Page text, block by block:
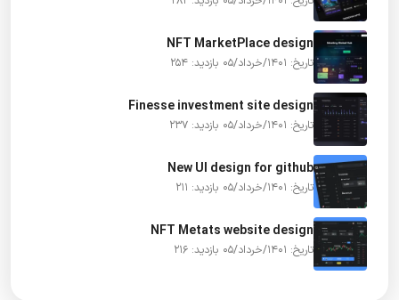
NFT MarketPlace design
تاریخ: 1401/خرداد/05 بازدید: 254
Finesse investment site design
تاریخ: 1401/خرداد/05 بازدید: 237
New UI design for github
تاریخ: 1401/خرداد/05 بازدید: 211
NFT Metats website design
تاریخ: 1401/خرداد/05 بازدید: 216